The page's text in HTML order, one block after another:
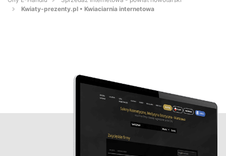
Kwiaty-prezenty.pl • Kwiaciarnia internetowa